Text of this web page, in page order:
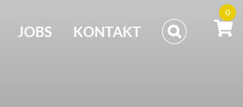
JOBS KONTAKT
0